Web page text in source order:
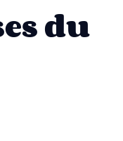
du